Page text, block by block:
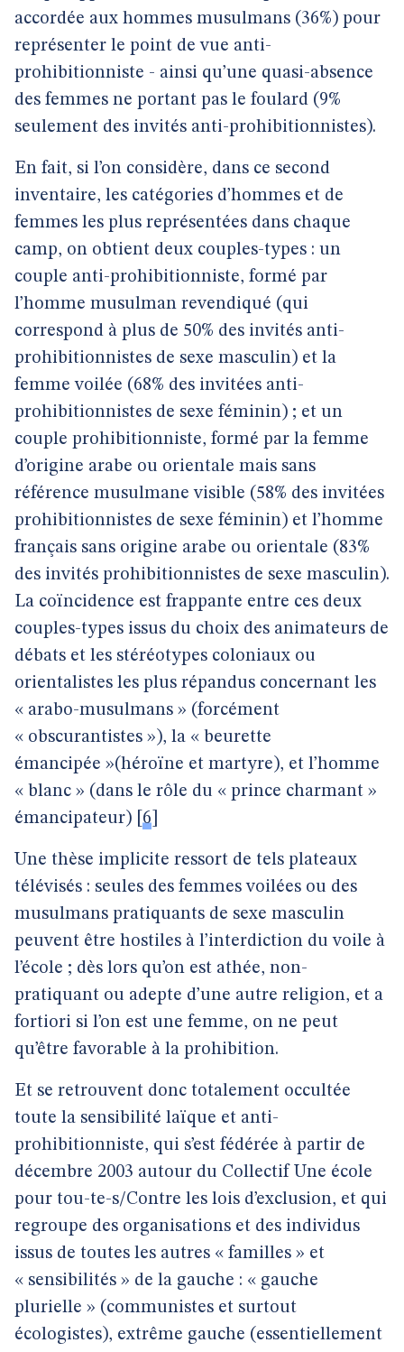
accordée aux hommes musulmans (36%) pour
représenter le point de vue anti-
prohibitionniste - ainsi qu’une quasi-absence
des femmes ne portant pas le foulard (9%
seulement des invités anti-prohibitionnistes).
En fait, si l’on considère, dans ce second
inventaire, les catégories d’hommes et de
femmes les plus représentées dans chaque
camp, on obtient deux couples-types : un
couple anti-prohibitionniste, formé par
l’homme musulman revendiqué (qui
correspond à plus de 50% des invités anti-
prohibitionnistes de sexe masculin) et la
femme voilée (68% des invitées anti-
prohibitionnistes de sexe féminin) ; et un
couple prohibitionniste, formé par la femme
d’origine arabe ou orientale mais sans
référence musulmane visible (58% des invitées
prohibitionnistes de sexe féminin) et l’homme
français sans origine arabe ou orientale (83%
des invités prohibitionnistes de sexe masculin).
La coïncidence est frappante entre ces deux
couples-types issus du choix des animateurs de
débats et les stéréotypes coloniaux ou
orientalistes les plus répandus concernant les
« arabo-musulmans » (forcément
« obscurantistes »), la « beurette
émancipée »(héroïne et martyre), et l’homme
« blanc » (dans le rôle du « prince charmant »
émancipateur) 6
Une thèse implicite ressort de tels plateaux
télévisés : seules des femmes voilées ou des
musulmans pratiquants de sexe masculin
peuvent être hostiles à l’interdiction du voile à
l’école ; dès lors qu’on est athée, non-
pratiquant ou adepte d’une autre religion, et a
fortiori si l’on est une femme, on ne peut
qu’être favorable à la prohibition.
Et se retrouvent donc totalement occultée
toute la sensibilité laïque et anti-
prohibitionniste, qui s’est fédérée à partir de
décembre 2003 autour du Collectif Une école
pour tou-te-s/Contre les lois d’exclusion, et qui
regroupe des organisations et des individus
issus de toutes les autres « familles » et
« sensibilités » de la gauche : « gauche
plurielle » (communistes et surtout
écologistes), extrême gauche (essentiellement